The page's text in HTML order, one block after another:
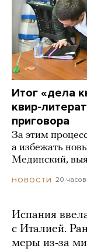
Итог «дела
квир-
приговора
За этим
а избежать
Мединский,
НОВОСТИ 20
Испания
с Италией.
меры из-за